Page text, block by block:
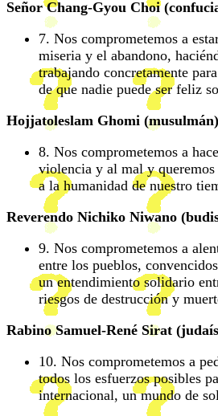
Señor Chang-Gyou Choi
7. Nos comprometemos a
miseria y el abandono,
trabajando concretamente
de que nadie puede ser feliz
Hojjatoleslam Ghomi (musulmán)
8. Nos comprometemos a
violencia y al mal y
a la humanidad de nuestro
Reverendo Nichiko Niwano
9. Nos comprometemos a
entre los pueblos,
un entendimiento solidario
riesgos de destrucción y
Rabino Samuel-René Sirat
10. Nos comprometemos a
todos los esfuerzos posibles
internacional, un mundo de